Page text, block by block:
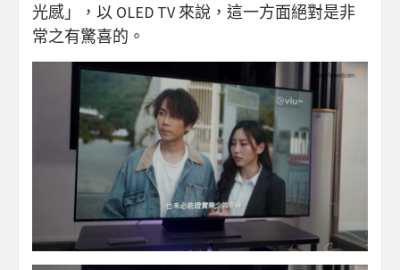
光感」，以 OLED TV 來說，這一方面絕對是非
常之有驚喜的。